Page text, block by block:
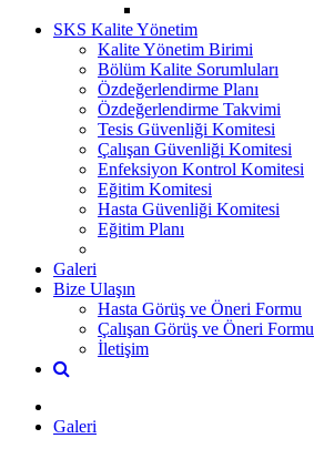
SKS Kalite Yönetim
Kalite Yönetim Birimi
Bölüm Kalite Sorumluları
Özdeğerlendirme Planı
Özdeğerlendirme Takvimi
Tesis Güvenliği Komitesi
Çalışan Güvenliği Komitesi
Enfeksiyon Kontrol Komitesi
Eğitim Komitesi
Hasta Güvenliği Komitesi
Eğitim Planı
Galeri
Bize Ulaşın
Hasta Görüş ve Öneri Formu
Çalışan Görüş ve Öneri Formu
İletişim
Galeri